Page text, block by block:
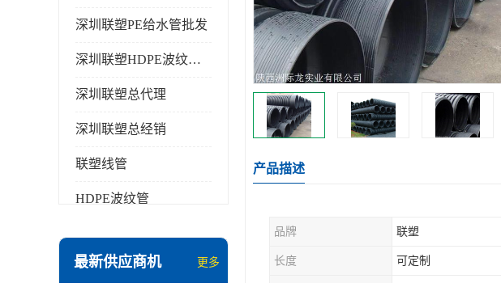
深圳联塑PE给水管批发
深圳联塑HDPE波纹管批发
深圳联塑总代理
深圳联塑总经销
联塑线管
HDPE波纹管
最新供应商机 更多
产品描述
品牌 联塑
长度 可定制